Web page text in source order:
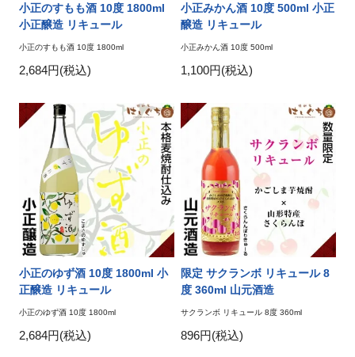
小正のすもも酒 10度 1800ml
小正醸造 リキュール
小正のすもも酒 10度 1800ml
2,684円(税込)
小正みかん酒 10度 500ml 小正
醸造 リキュール
小正みかん酒 10度 500ml
1,100円(税込)
小正のゆず酒 10度 1800ml 小
正醸造 リキュール
小正のゆず酒 10度 1800ml
2,684円(税込)
限定 サクランボ リキュール 8
度 360ml 山元酒造
サクランボ リキュール 8度 360ml
896円(税込)